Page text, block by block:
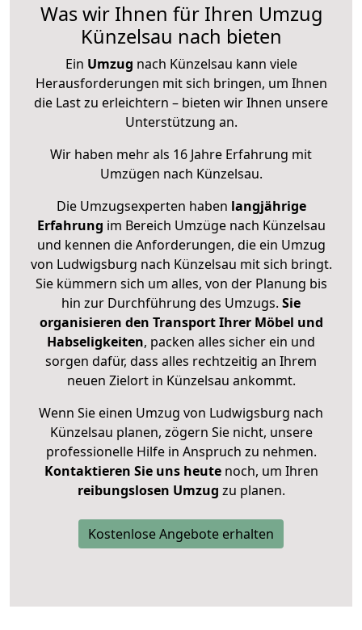
Was wir Ihnen für Ihren Umzug
Künzelsau nach bieten
Ein Umzug nach Künzelsau kann viele
Herausforderungen mit sich bringen, um Ihnen
die Last zu erleichtern – bieten wir Ihnen unsere
Unterstützung an.
Wir haben mehr als 16 Jahre Erfahrung mit
Umzügen nach Künzelsau.
Die Umzugsexperten haben langjährige
Erfahrung im Bereich Umzüge nach Künzelsau
und kennen die Anforderungen, die ein Umzug
von Ludwigsburg nach Künzelsau mit sich bringt.
Sie kümmern sich um alles, von der Planung bis
hin zur Durchführung des Umzugs. Sie
organisieren den Transport Ihrer Möbel und
Habseligkeiten, packen alles sicher ein und
sorgen dafür, dass alles rechtzeitig an Ihrem
neuen Zielort in Künzelsau ankommt.
Wenn Sie einen Umzug von Ludwigsburg nach
Künzelsau planen, zögern Sie nicht, unsere
professionelle Hilfe in Anspruch zu nehmen.
Kontaktieren Sie uns heutenoch, um Ihren
reibungslosen Umzug zu planen.
Kostenlose Angebote erhalten